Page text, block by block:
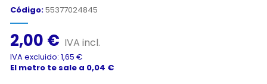
Código:55377024845
2,00 € IVA incl.
IVA excluido: 1,65 €
El metro te sale a 0,04 €